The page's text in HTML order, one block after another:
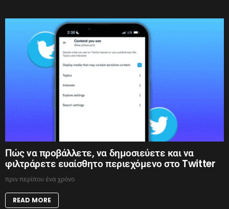
Πώς να προβάλλετε, να δημοσιεύετε και να
φιλτράρετε ευαίσθητο περιεχόμενο στο Twitter
πριν περίπου ένα χρόνο
READ MORE